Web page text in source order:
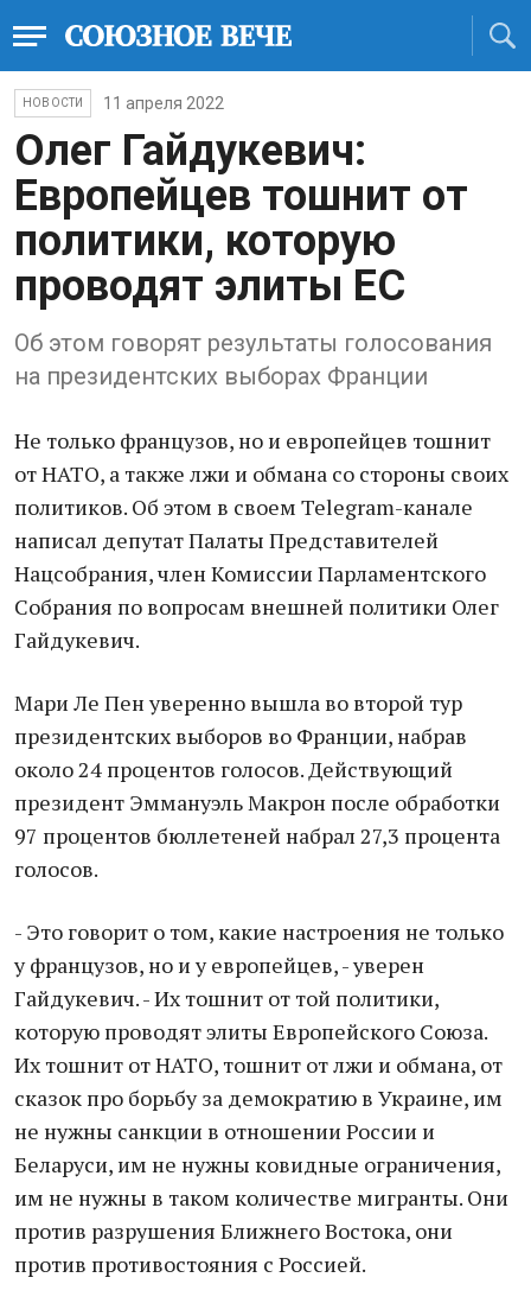
НОВОСТИ 11 апреля 2022
Олег Гайдукевич:
Европейцев тошнит от
политики, которую
проводят элиты ЕС
Об этом говорят результаты голосования
на президентских выборах Франции
Не только французов, но и европейцев тошнит
от НАТО, а также лжи и обмана со стороны своих
политиков. Об этом в своем Telegram-канале
написал депутат Палаты Представителей
Нацсобрания, член Комиссии Парламентского
Собрания по вопросам внешней политики Олег
Гайдукевич.
Мари Ле Пен уверенно вышла во второй тур
президентских выборов во Франции, набрав
около 24 процентов голосов. Действующий
президент Эммануэль Макрон после обработки
97 процентов бюллетеней набрал 27,3 процента
голосов.
- Это говорит о том, какие настроения не только
у французов, но и у европейцев, - уверен
Гайдукевич. - Их тошнит от той политики,
которую проводят элиты Европейского Союза.
Их тошнит от НАТО, тошнит от лжи и обмана, от
сказок про борьбу за демократию в Украине, им
не нужны санкции в отношении России и
Беларуси, им не нужны ковидные ограничения,
им не нужны в таком количестве мигранты. Они
против разрушения Ближнего Востока, они
против противостояния с Россией.